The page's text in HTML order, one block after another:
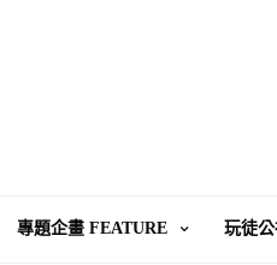
專題企畫 FEATURE 玩徒